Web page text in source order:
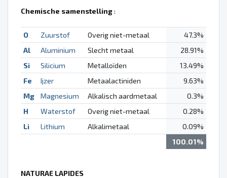
Chemische samenstelling:
O Zuurstof Overig niet-metaal
47.3%
Al
Aluminium Slecht metaal
28.91%
Si
Silicium Metalloïden
13.49%
Fe
Ijzer Metaalactiniden
9.63%
Mg
Magnesium Alkalisch aardmetaal
0.3%
H
Waterstof Overig niet-metaal
0.28%
Li
Lithium Alkalimetaal
0.09%
100.01%
NATURAE LAPIDES